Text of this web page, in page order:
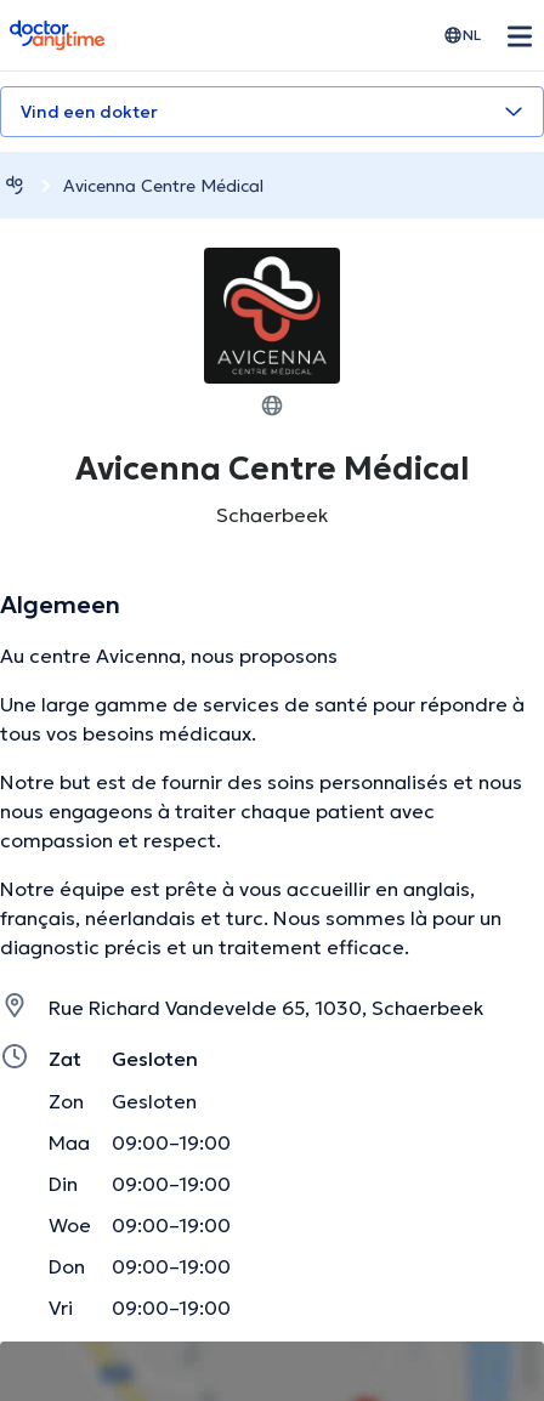
doctoranytime NL
Vind een dokter
Avicenna Centre Médical
Avicenna Centre Médical
Schaerbeek
Algemeen
Au centre Avicenna, nous proposons
Une large gamme de services de santé pour répondre à
tous vos besoins médicaux.
Notre but est de fournir des soins personnalisés et nous
nous engageons à traiter chaque patient avec
compassion et respect.
Notre équipe est prête à vous accueillir en anglais,
français, néerlandais et turc. Nous sommes là pour un
diagnostic précis et un traitement efficace.
Rue Richard Vandevelde 65, 1030, Schaerbeek
Zat
Gesloten
Zon
Gesloten
Maa
09:00–19:00
Din
09:00–19:00
Woe
09:00–19:00
Don
09:00–19:00
Vri
09:00–19:00